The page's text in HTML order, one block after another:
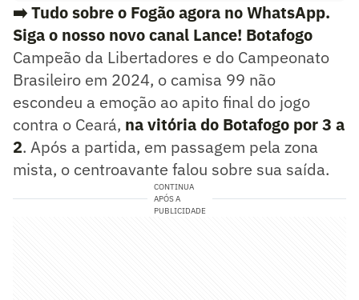
➡️ Tudo sobre o Fogão agora no WhatsApp.
Siga o nosso novo canal Lance! Botafogo
Campeão da Libertadores e do Campeonato
Brasileiro em 2024, o camisa 99 não
escondeu a emoção ao apito final do jogo
contra o Ceará, na vitória do Botafogo por 3 a
2. Após a partida, em passagem pela zona
mista, o centroavante falou sobre sua saída.
CONTINUA
APÓS A
PUBLICIDADE